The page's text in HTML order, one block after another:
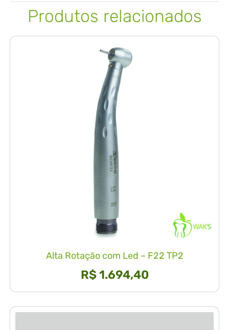
Produtos relacionados
Alta Rotação com Led – F22 TP2
R$1.694,40